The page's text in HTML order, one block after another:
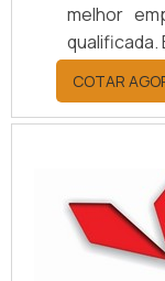
melhor
qualificada.
por
papelão
COTAR